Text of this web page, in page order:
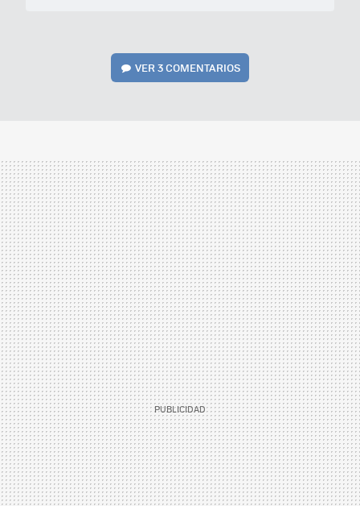
VER3 COMENTARIOS